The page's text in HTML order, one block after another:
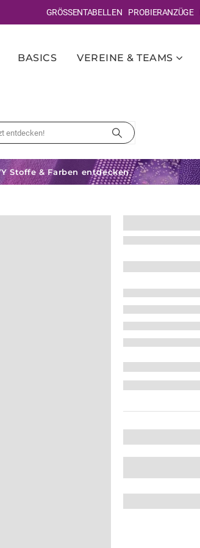
GRÖSSENTABELLEN PROBIERANZÜGE
BASICS VEREINE & TEAMS
Stoffe & Farben entdecken